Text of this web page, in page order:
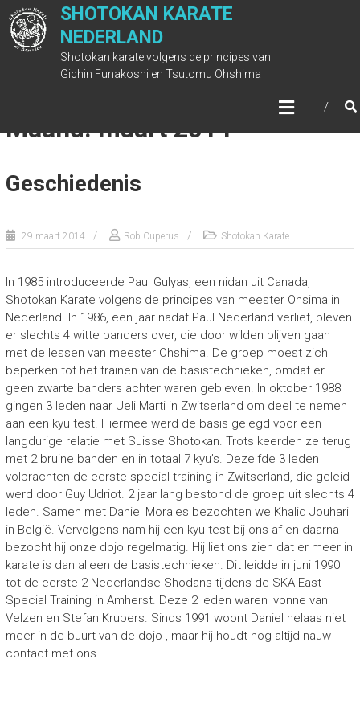
naar
de
SHOTOKAN KARATE
NEDERLAND
Shotokan karate volgens de principes van
Gichin Funakoshi en Tsutomu Ohshima
Maand: maart 2014
Geschiedenis
29 maart 2014 Rob Cuperus Shotokan Karate
In 1985 introduceerde Paul Gulyas, een nidan uit Canada,
Shotokan Karate volgens de principes van meester Ohsima in
Nederland. In 1986, een jaar nadat Paul Nederland verliet, bleven
er slechts 4 witte banders over, die door wilden blijven gaan
met de lessen van meester Ohshima. De groep moest zich
beperken tot het trainen van de basistechnieken, omdat er
geen zwarte banders achter waren gebleven. In oktober 1988
gingen 3 leden naar Ueli Marti in Zwitserland om deel te nemen
aan een kyu test. Hiermee werd de basis gelegd voor een
langdurige relatie met Suisse Shotokan. Trots keerden ze terug
met 2 bruine banden en in totaal 7 kyu’s. Dezelfde 3 leden
volbrachten de eerste special training in Zwitserland, die geleid
werd door Guy Udriot. 2 jaar lang bestond de groep uit slechts 4
leden. Samen met Daniel Morales bezochten we Khalid Jouhari
in België. Vervolgens nam hij een kyu-test bij ons af en daarna
bezocht hij onze dojo regelmatig. Hij liet ons zien dat er meer in
karate is dan alleen de basistechnieken. Dit leidde in juni 1990
tot de eerste 2 Nederlandse Shodans tijdens de SKA East
Special Training in Amherst. Deze 2 leden waren Ivonne van
Velzen en Stefan Krupers. Sinds 1991 woont Daniel helaas niet
meer in de buurt van de dojo , maar hij houdt nog altijd nauw
contact met ons.